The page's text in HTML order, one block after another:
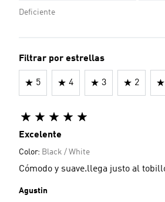
Deficiente
Filtrar por estrellas
5 4 3 2
Excelente
Color: Black / White
Cómodo y suave.llega justo al
Agustin